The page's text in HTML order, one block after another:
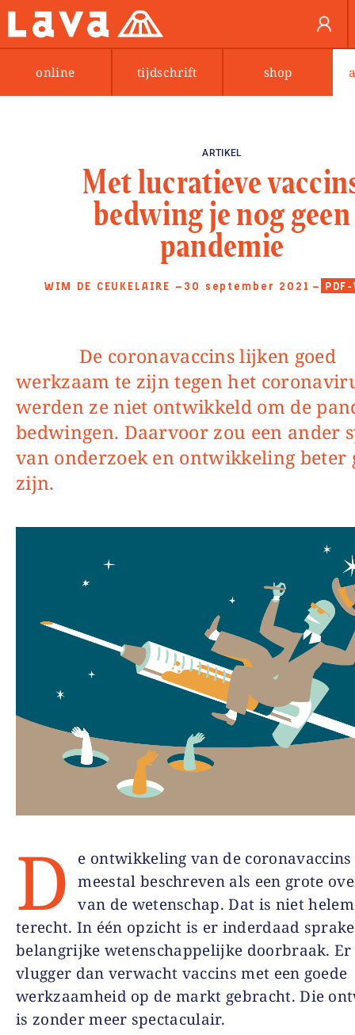
online tijdschrift shop
ARTIKEL
Met lucratieve
bedwing je nog geen
pandemie
WIM DE CEUKELAIRE —30 september 2021 —
De coronavaccins lijken goed
werkzaam te zijn tegen het
werden ze niet ontwikkeld om de
bedwingen. Daarvoor zou een ander
van onderzoek en ontwikkeling beter
zijn.
D
e ontwikkeling van de
meestal beschreven als een grote
van de wetenschap. Dat is niet
terecht. In één opzicht is er inderdaad
belangrijke wetenschappelijke doorbraak.
vlugger dan verwacht vaccins met een goede
werkzaamheid op de markt gebracht. Die
is zonder meer spectaculair.